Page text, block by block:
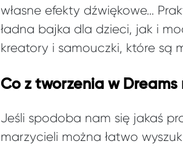
własne efekty dźwiękowe…
ładna bajka dla dzieci, jak i
kreatory i samouczki, które są
Co z tworzenia w
Jeśli spodoba nam się jakaś
marzycieli można łatwo